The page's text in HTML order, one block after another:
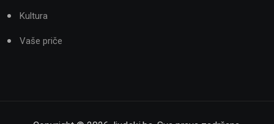
Kultura
Vaše priče